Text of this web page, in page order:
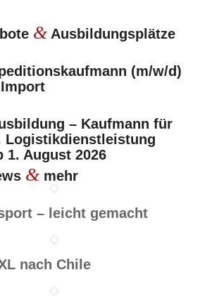
&Ausbildungsplätze
(m/w/d)
– Kaufmann für
Logistikdienstleistung
1. August 2026
&mehr
– leicht gemacht
nach Chile